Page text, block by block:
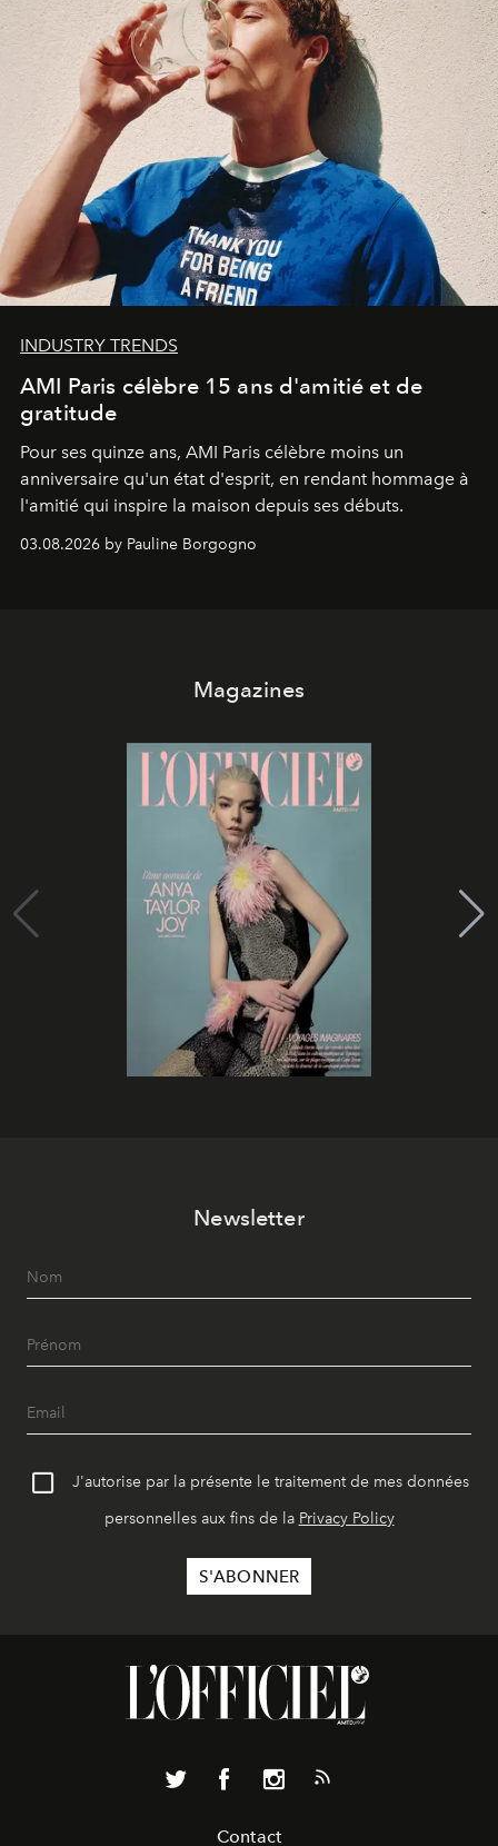
INDUSTRY TRENDS
AMI Paris célèbre 15 ans d'amitié et de
gratitude
Pour ses quinze ans, AMI Paris célèbre moins un
anniversaire qu'un état d'esprit, en rendant hommage à
l'amitié qui inspire la maison depuis ses débuts.
03.08.2026 by Pauline Borgogno
Magazines
Newsletter
J'autorise par la présente le traitement de mes données
personnelles aux fins de la Privacy Policy
Contact